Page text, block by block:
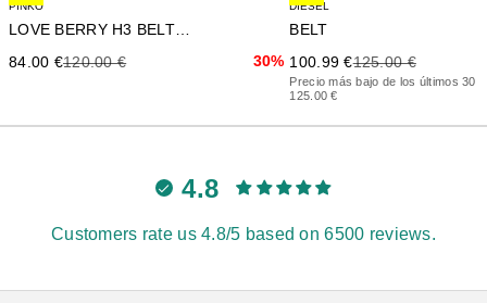
PINKO
LOVE BERRY H3 BELT VITE
Precio de oferta
84.00 €Precio anterior
120.00 € 30%
DIESEL
BELT
Precio de oferta
100.99 €Precio anterior
125.00 €
Precio más bajo de los últimos 30
125.00 €
4.8
Customers rate us 4.8/5 based on 6500 reviews.